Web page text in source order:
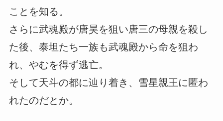
ことを知る。
さらに武魂殿が唐昊を狙い唐三の母親を殺し
た後、泰坦たち一族も武魂殿から命を狙わ
れ、やむを得ず逃亡。
そして天斗の都に辿り着き、雪星親王に匿わ
れたのだとか。